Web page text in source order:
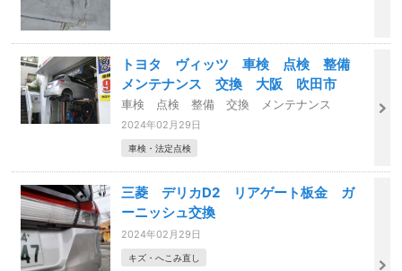
トヨタ ヴィッツ 車検 点検 整備
メンテナンス 交換 大阪 吹田市
車検 点検 整備 交換 メンテナンス
2024年02月29日
車検・法定点検
三菱 デリカD2 リアゲート板金 ガ
ーニッシュ交換
2024年02月29日
キズ・へこみ直し